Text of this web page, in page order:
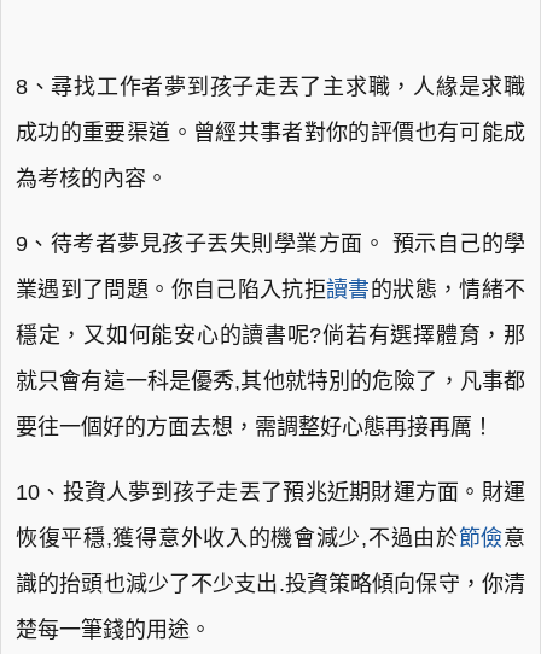
8、尋找工作者夢到孩子走丟了主求職，人緣是求職
成功的重要渠道。曾經共事者對你的評價也有可能成
為考核的內容。
9、待考者夢見孩子丟失則學業方面。 預示自己的學
業遇到了問題。你自己陷入抗拒讀書 的狀態，情緒不
穩定，又如何能安心的讀書呢?倘若有選擇體育，那
就只會有這一科是優秀,其他就特別的危險了，凡事都
要往一個好的方面去想，需調整好心態再接再厲！
10、投資人夢到孩子走丟了預兆近期財運方面。財運
恢復平穩,獲得意外收入的機會減少,不過由於節儉意
識的抬頭也減少了不少支出.投資策略傾向保守，你清
楚每一筆錢的用途。